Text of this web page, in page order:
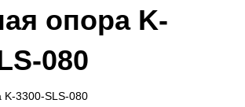
опора K-
080